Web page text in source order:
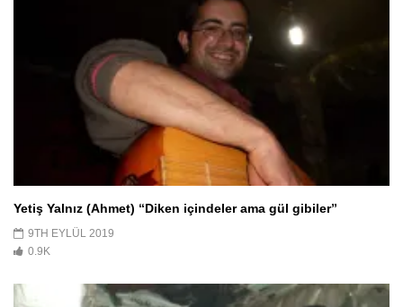
Yetiş Yalnız (Ahmet) “Diken içindeler ama gül gibiler”
9TH EYLÜL 2019
0.9K